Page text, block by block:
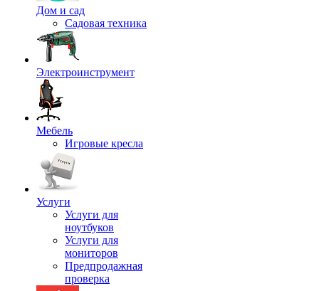
Дом и сад
Садовая техника
Электроинструмент
Мебель
Игровые кресла
Услуги
Услуги для
ноутбуков
Услуги для
мониторов
Предпродажная
проверка